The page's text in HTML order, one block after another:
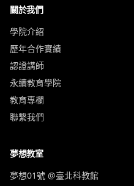
關於我們
學院介紹
歷年合作實績
認證講師
永續教育學院
教育專欄
聯繫我們
夢想教室
夢想01號 @臺北科教館